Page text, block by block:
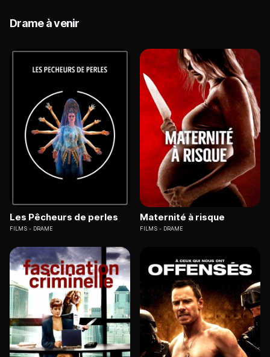
Drame à venir
Les Pêcheurs de perles
FILMS DRAME
Maternité à risque
FILMS DRAME